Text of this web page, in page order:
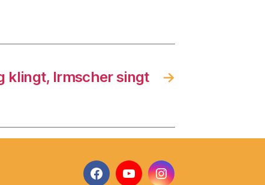
→
klingt, Irmscher singt
FacebookYouTubeInstagram